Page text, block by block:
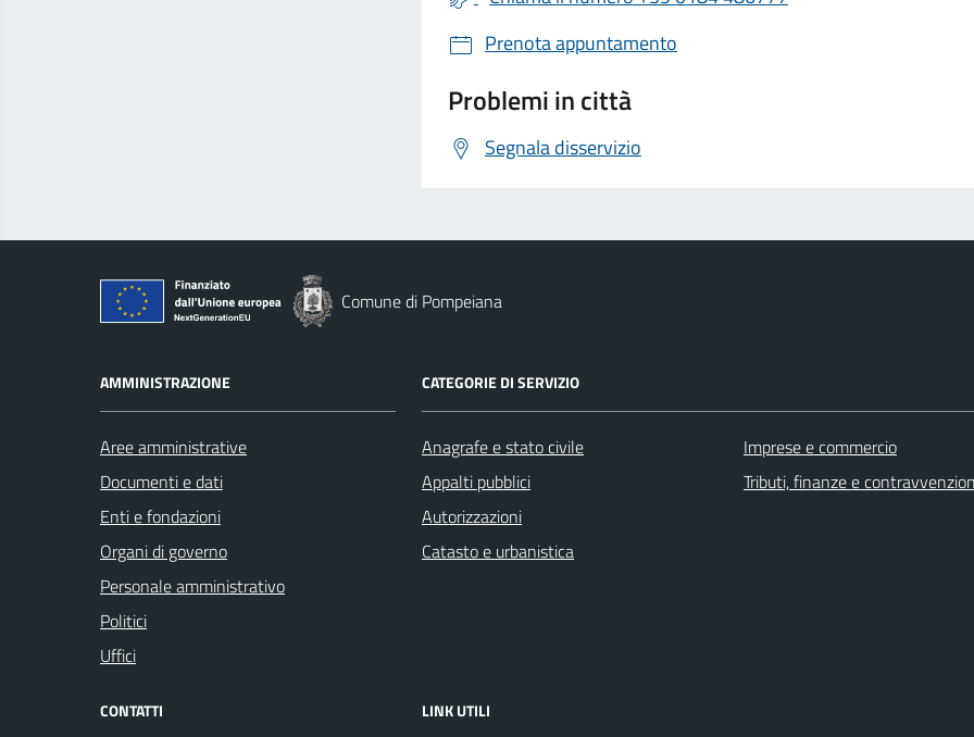
Prenota appuntamento
Problemi in città
Segnala disservizio
Comune di Pompeiana
AMMINISTRAZIONE
Aree amministrative
Documenti e dati
Enti e fondazioni
Organi di governo
Personale amministrativo
Politici
Uffici
CATEGORIE DI SERVIZIO
Anagrafe e stato civile
Appalti pubblici
Autorizzazioni
Catasto e urbanistica
Imprese e commercio
Tributi, finanze e
CONTATTI LINK UTILI